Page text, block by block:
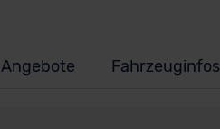
Angebote Fahrzeuginfos